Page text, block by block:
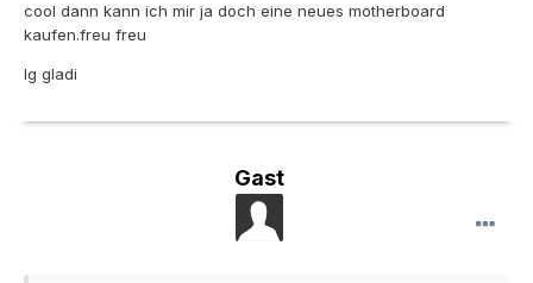
cool dann kann ich mir ja doch eine neues motherboard
kaufen.freu freu
lg gladi
Gast